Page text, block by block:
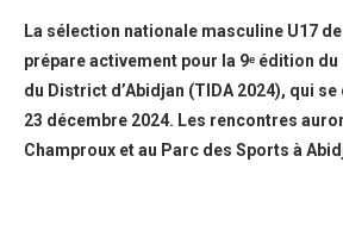
La sélection nationale masculine U17
prépare activement pour la 9ᵉ édition
du District d’Abidjan (TIDA 2024), qui
23 décembre 2024. Les rencontres
Champroux et au Parc des Sports à